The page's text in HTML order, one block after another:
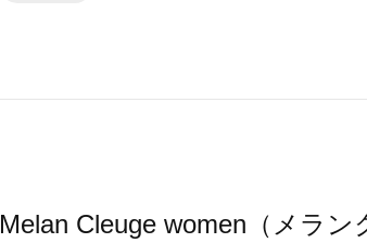
Melan Cleuge women（メラ